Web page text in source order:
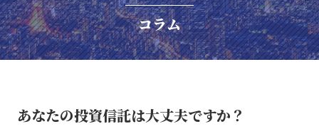
コラム
あなたの投資信託は大丈夫ですか？